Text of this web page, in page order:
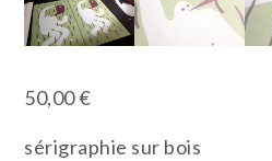
50,00€
sérigraphie sur bois